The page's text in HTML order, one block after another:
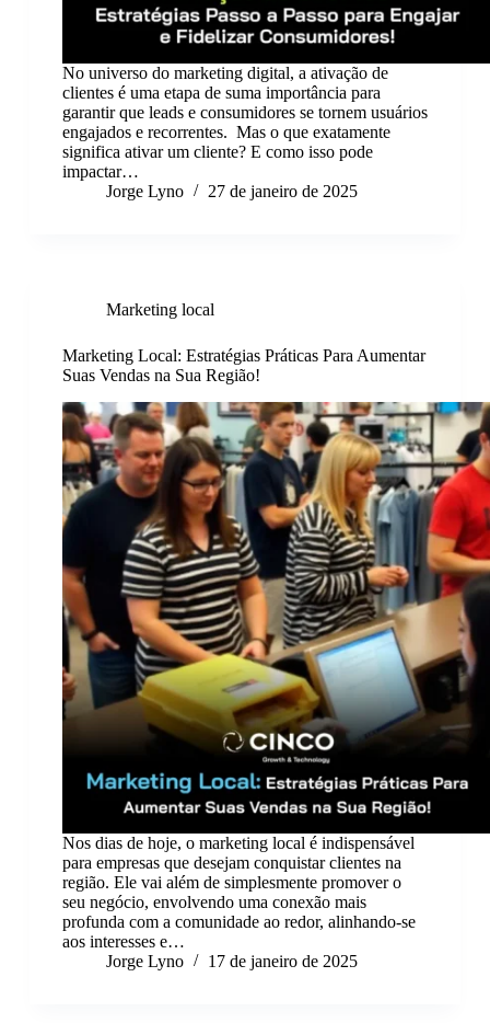
No universo do marketing digital, a ativação de
clientes é uma etapa de suma importância para
garantir que leads e consumidores se tornem usuários
engajados e recorrentes. Mas o que exatamente
significa ativar um cliente? E como isso pode
impactar…
Jorge Lyno
27 de janeiro de 2025
Marketing local
Marketing Local: Estratégias Práticas Para Aumentar
Suas Vendas na Sua Região!
Nos dias de hoje, o marketing local é indispensável
para empresas que desejam conquistar clientes na
região. Ele vai além de simplesmente promover o
seu negócio, envolvendo uma conexão mais
profunda com a comunidade ao redor, alinhando-se
aos interesses e…
Jorge Lyno
17 de janeiro de 2025